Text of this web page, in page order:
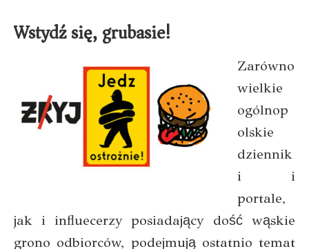
Wstydź się, grubasie!
Zarówno
wielkie
ogólnop
olskie
dziennik
i i
portale,
jak i influecerzy posiadający dość wąskie
grono odbiorców, podejmują ostatnio temat